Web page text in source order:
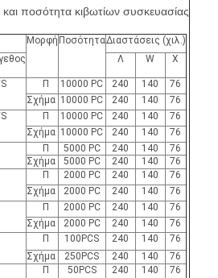
ποσότητα κιβωτίων συσκευασίας
Μορφή ΠοσότηταΔιαστάσεις (χιλ.)
Λ W Χ
Π 10000 PC 240 140
76
Σχήμα 10000 PC 240 140
76
Π 10000 PC 240 140
76
Σχήμα 10000 PC 240 140
76
Π 5000 PC 240 140
76
Σχήμα
5000 PC 240 140
76
Π 2000 PC 240 140
76
Σχήμα
2000 PC 240 140
76
Π 2000 PC 240 140
76
Σχήμα
2000 PC 240 140
76
Π 100PCS 240 140
76
Σχήμα
250PCS 240 140
76
Π 50PCS 240 140
76